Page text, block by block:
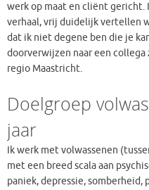
werk op maat en cliënt gericht.
verhaal, vrij duidelijk vertellen
dat ik niet degene ben die je
doorverwijzen naar een
regio Maastricht.
Doelgroep
jaar
Ik werk met volwassenen
met een breed scala aan
paniek, depressie,